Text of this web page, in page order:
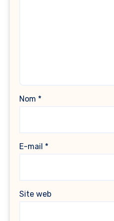
Nom *
E-mail *
Site web